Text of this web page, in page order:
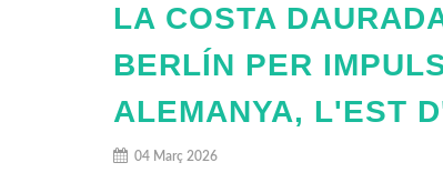
LA COSTA
BERLÍN PER
ALEMANYA, L'EST
04 Març 2026